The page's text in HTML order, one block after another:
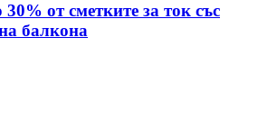
от сметките за ток със
балкона